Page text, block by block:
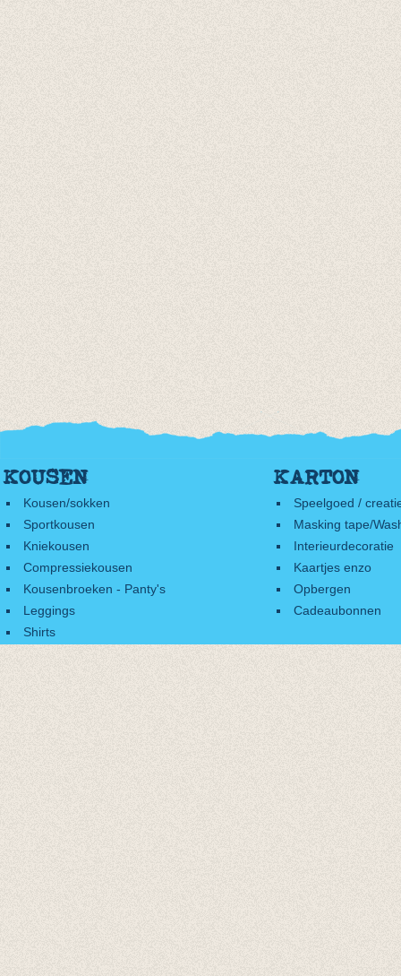
KOUSEN
Kousen/sokken
Sportkousen
Kniekousen
Compressiekousen
Kousenbroeken - Panty's
Leggings
Shirts
KARTON
Speelgoed /
Masking tape/
Interieurdecoratie
Kaartjes enzo
Opbergen
Cadeaubonnen